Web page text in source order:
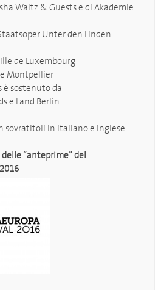
Waltz & Guests e di Akademie
Unter den Linden
de Luxembourg
Montpellier
è sostenuto da
e Land Berlin
sovratitoli in italiano e inglese
“anteprime” del